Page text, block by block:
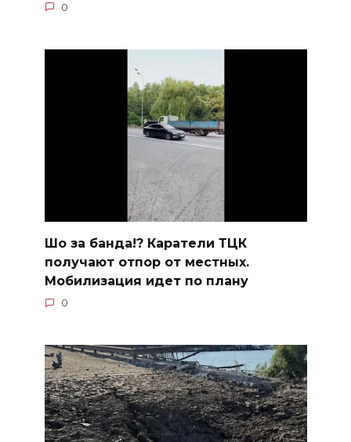
0
Шо за банда!? Каратели ТЦК
получают отпор от местных.
Мобилизация идет по плану
0